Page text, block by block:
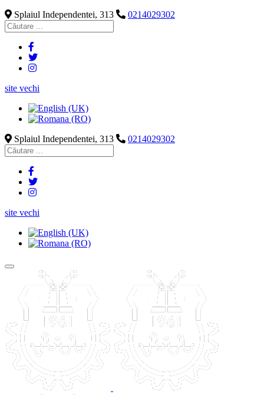
Splaiul Independentei, 313
0214029302
site vechi
Splaiul Independentei, 313 0214029302
site vechi